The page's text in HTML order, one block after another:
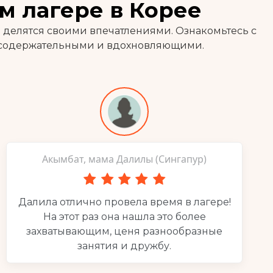
лагере в Корее
своими впечатлениями. Ознакомьтесь с
и вдохновляющими.
Акымбат, мама Далилы (Сингапур)
Далила отлично провела время в лагере!
На этот раз она нашла это более
захватывающим, ценя разнообразные
занятия и дружбу.